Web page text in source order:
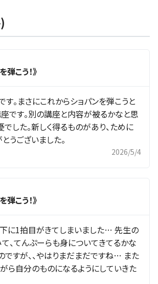
弾こう！》
す。まさにこれからショパンを弾こうと
です。別の講座と内容が被るかなと思
でした。新しく得るものがあり、ために
うございました。
2026/5/4
弾こう！》
下に1拍目がきてしまいました… 先生の
、てんぷーらも身についてきてるかな
ですが、、やはりまだまだですね… また
ら自分のものになるようにしていきた